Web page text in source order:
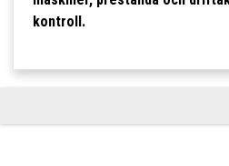
kontroll.